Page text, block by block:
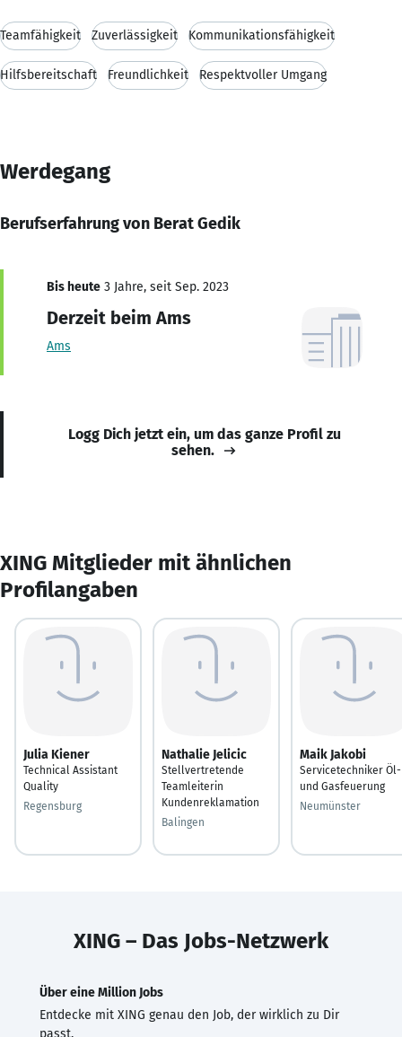
Teamfähigkeit Zuverlässigkeit Kommunikationsfähigkeit
Hilfsbereitschaft Freundlichkeit Respektvoller Umgang
Werdegang
Berufserfahrung von Berat Gedik
Bis heute 3 Jahre, seit Sep. 2023
Derzeit beim Ams
Ams
Logg Dich jetzt ein, um das ganze Profil zu
sehen.
XING Mitglieder mit ähnlichen
Profilangaben
Julia Kiener
Technical Assistant
Quality
Regensburg
Nathalie Jelicic
Stellvertretende
Teamleiterin
Kundenreklamation
Balingen
Maik Jakobi
Servicetechniker Öl-
und Gasfeuerung
Neumünster
XING – Das Jobs-Netzwerk
Über eine Million Jobs
Entdecke mit XING genau den Job, der wirklich zu Dir
passt.